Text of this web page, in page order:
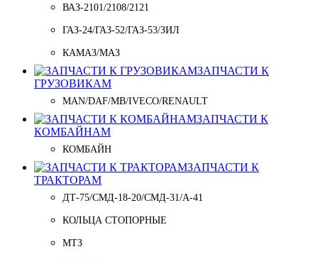
ВАЗ-2101/2108/2121
ГАЗ-24/ГАЗ-52/ГАЗ-53/ЗИЛ
КАМАЗ/МАЗ
ЗАПЧАСТИ К
ГРУЗОВИКАМ
MAN/DAF/MB/IVECO/RENAULT
ЗАПЧАСТИ К
КОМБАЙНАМ
КОМБАЙН
ЗАПЧАСТИ К
ТРАКТОРАМ
ДТ-75/СМД-18-20/СМД-31/A-41
КОЛЬЦА СТОПОРНЫЕ
МТЗ